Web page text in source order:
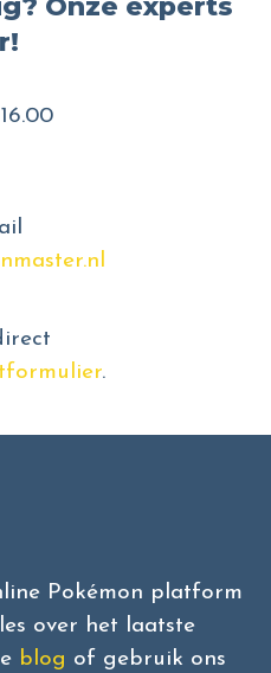
Onze experts
.
Pokémon platform
over het laatste
blog of gebruik ons